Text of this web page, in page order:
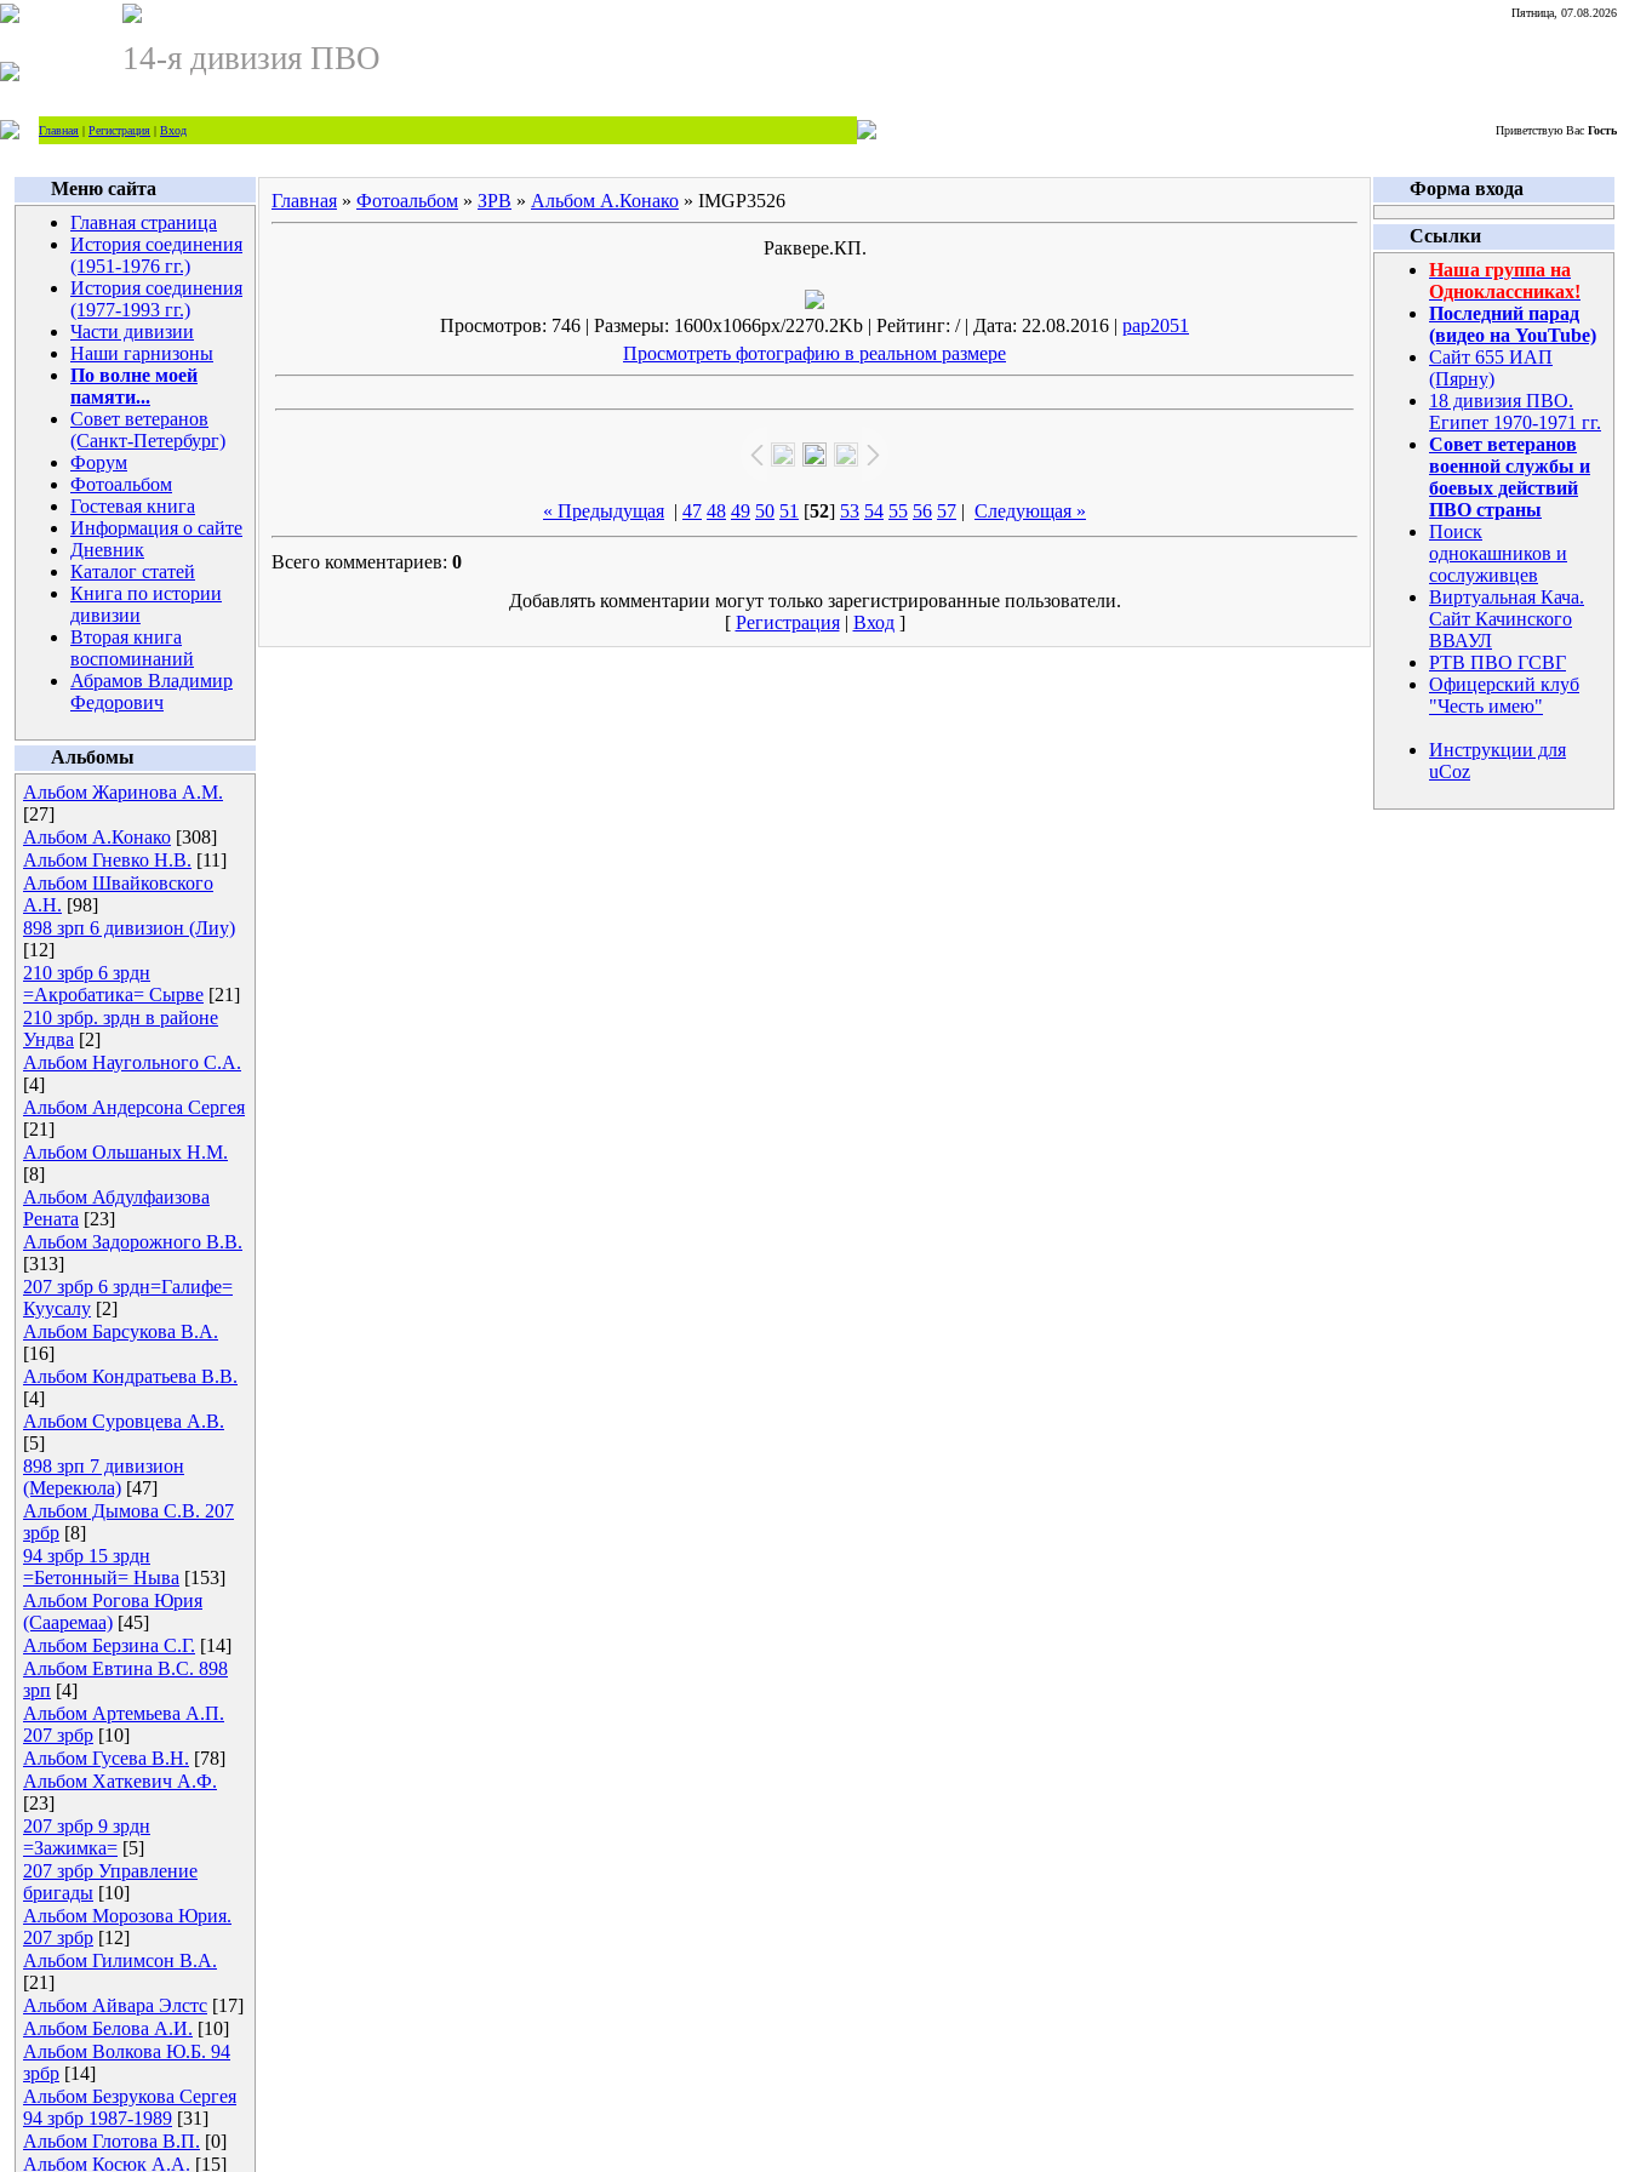
Пятница, 07.08.2026
14-я дивизия ПВО
Главная | Регистрация | Вход Приветствую Вас Гость
Меню сайта
Главная страница
История соединения
(1951-1976 гг.)
История соединения
(1977-1993 гг.)
Части дивизии
Наши гарнизоны
По волне моей
памяти...
Совет ветеранов
(Санкт-Петербург)
Форум
Фотоальбом
Гостевая книга
Информация о сайте
Дневник
Каталог статей
Книга по истории
дивизии
Вторая книга
воспоминаний
Абрамов Владимир
Федорович
Альбомы
Альбом Жаринова А.М.
[27]
Альбом А.Конако [308]
Альбом Гневко Н.В. [11]
Альбом Швайковского
А.Н. [98]
898 зрп 6 дивизион (Лиу)
[12]
210 зрбр 6 зрдн
=Акробатика= Сырве [21]
210 зрбр. зрдн в районе
Ундва [2]
Альбом Наугольного С.А.
[4]
Альбом Андерсона Сергея
[21]
Альбом Ольшаных Н.М.
[8]
Альбом Абдулфаизова
Рената [23]
Альбом Задорожного В.В.
[313]
207 зрбр 6 зрдн=Галифе=
Куусалу [2]
Альбом Барсукова В.А.
[16]
Альбом Кондратьева В.В.
[4]
Альбом Суровцева А.В.
[5]
898 зрп 7 дивизион
(Мерекюла) [47]
Альбом Дымова С.В. 207
зрбр [8]
94 зрбр 15 зрдн
=Бетонный= Ныва [153]
Альбом Рогова Юрия
(Сааремаа) [45]
Альбом Берзина С.Г. [14]
Альбом Евтина В.С. 898
зрп [4]
Альбом Артемьева А.П.
207 зрбр [10]
Альбом Гусева В.Н. [78]
Альбом Хаткевич А.Ф.
[23]
207 зрбр 9 зрдн
=Зажимка= [5]
207 зрбр Управление
бригады [10]
Альбом Морозова Юрия.
207 зрбр [12]
Альбом Гилимсон В.А.
[21]
Альбом Айвара Элстс [17]
Альбом Белова А.И. [10]
Альбом Волкова Ю.Б. 94
зрбр [14]
Альбом Безрукова Сергея
94 зрбр 1987-1989 [31]
Альбом Глотова В.П. [0]
Альбом Косюк А.А. [15]
Главная » Фотоальбом » ЗРВ » Альбом А.Конако » IMGP3526
Раквере.КП.
Просмотров: 746 | Размеры: 1600x1066px/2270.2Kb | Рейтинг: / | Дата: 22.08.2016 | pap2051
Просмотреть фотографию в реальном размере
« Предыдущая | 47 48 49 50 51 [52] 53 54 55 56 57 | Следующая »
Всего комментариев: 0
Добавлять комментарии могут только зарегистрированные пользователи.
[ Регистрация| Вход]
Форма входа
Ссылки
Наша группа на
Одноклассниках!
Последний парад
(видео на YouTube)
Сайт 655 ИАП
(Пярну)
18 дивизия ПВО.
Египет 1970-1971 гг.
Совет ветеранов
военной службы и
боевых действий
ПВО страны
Поиск
однокашников и
сослуживцев
Виртуальная Кача.
Сайт Качинского
ВВАУЛ
РТВ ПВО ГСВГ
Офицерский клуб
"Честь имею"
Инструкции для
uCoz